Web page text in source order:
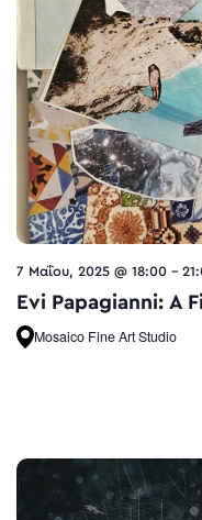
7 Μαΐου, 2025 @ 18:00 -
Evi Papagianni: A
Mosaico Fine Art Studio